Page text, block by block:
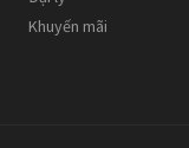
Khuyến mãi